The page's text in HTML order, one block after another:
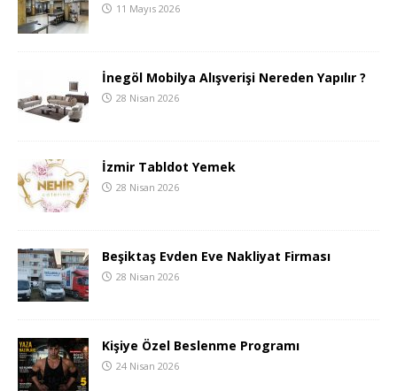
11 Mayıs 2026
İnegöl Mobilya Alışverişi Nereden Yapılır ?
28 Nisan 2026
İzmir Tabldot Yemek
28 Nisan 2026
Beşiktaş Evden Eve Nakliyat Firması
28 Nisan 2026
Kişiye Özel Beslenme Programı
24 Nisan 2026